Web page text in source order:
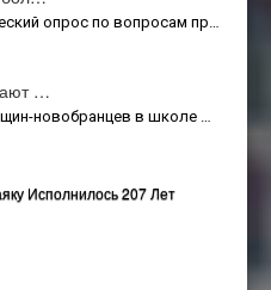
опрос по вопросам пр…
…
новобранцев в школе …
Исполнилось 207 Лет